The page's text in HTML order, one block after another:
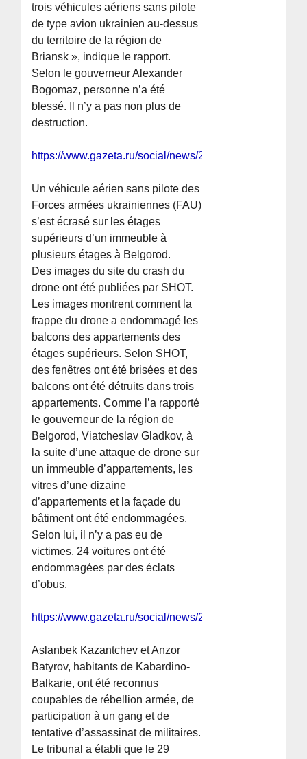
trois véhicules aériens sans pilote
de type avion ukrainien au-dessus
du territoire de la région de
Briansk », indique le rapport.
Selon le gouverneur Alexander
Bogomaz, personne n’a été
blessé. Il n’y a pas non plus de
destruction.
https://www.gazeta.ru/social/news/2025/07/30/
Un véhicule aérien sans pilote des
Forces armées ukrainiennes (FAU)
s’est écrasé sur les étages
supérieurs d’un immeuble à
plusieurs étages à Belgorod.
Des images du site du crash du
drone ont été publiées par SHOT.
Les images montrent comment la
frappe du drone a endommagé les
balcons des appartements des
étages supérieurs. Selon SHOT,
des fenêtres ont été brisées et des
balcons ont été détruits dans trois
appartements. Comme l’a rapporté
le gouverneur de la région de
Belgorod, Viatcheslav Gladkov, à
la suite d’une attaque de drone sur
un immeuble d’appartements, les
vitres d’une dizaine
d’appartements et la façade du
bâtiment ont été endommagées.
Selon lui, il n’y a pas eu de
victimes. 24 voitures ont été
endommagées par des éclats
d’obus.
https://www.gazeta.ru/social/news/2025/07/30/
Aslanbek Kazantchev et Anzor
Batyrov, habitants de Kabardino-
Balkarie, ont été reconnus
coupables de rébellion armée, de
participation à un gang et de
tentative d’assassinat de militaires.
Le tribunal a établi que le 29